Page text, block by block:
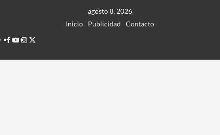
agosto 8, 2026
Inicio
Publicidad
Contacto
Facebook
Youtube
Instagram
Twitter